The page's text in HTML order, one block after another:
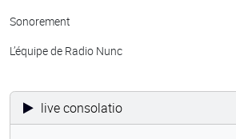
Sonorement
L’équipe de Radio Nunc
live consolatio